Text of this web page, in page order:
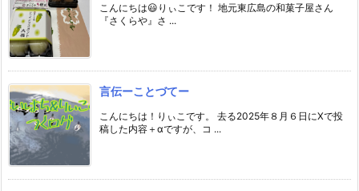
こんにちは😃りぃこです！ 地元東広島の和菓子屋さん
『さくらや』さ ...
言伝ーことづてー
こんにちは！りぃこです。 去る2025年８月６日にXで投
稿した内容＋αですが、コ ...